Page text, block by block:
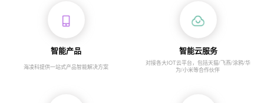
智能产品
海凌科提供一站式产品智能解决方案
智能云服务
对接各大IOT云平台，包括天猫/飞燕/涂鸦/华
为/小米等合作伙伴